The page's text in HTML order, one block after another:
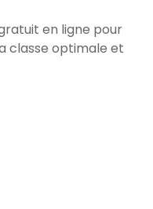
en ligne pour
classe optimale et